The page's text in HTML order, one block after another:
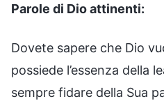
Parole di Dio attinenti:
Dovete sapere che Dio
possiede l’essenza della
sempre fidare della Sua